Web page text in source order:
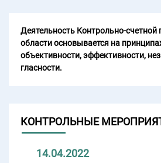
Деятельность Контрольно-
области основывается на
объективности, эффективности,
гласности.
КОНТРОЛЬНЫЕ
14.04.2022